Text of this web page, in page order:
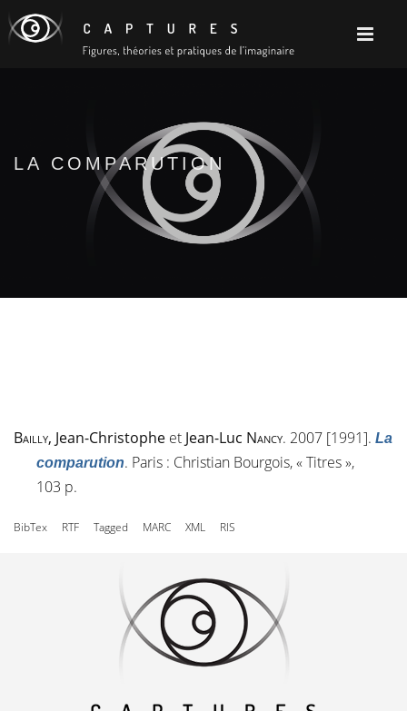
LA COMPARUTION
Bailly, Jean-Christophe et Jean-Luc Nancy. 2007 [1991]. La
comparution. Paris : Christian Bourgois, « Titres »,
103 p.
BibTex RTF Tagged MARC XML RIS